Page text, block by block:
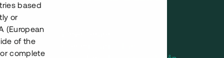
based
or
(European
of the
complete